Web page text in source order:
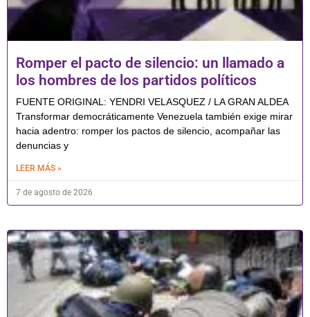
Romper el pacto de silencio: un llamado a
los hombres de los partidos políticos
FUENTE ORIGINAL: YENDRI VELASQUEZ / LA GRAN ALDEA
Transformar democráticamente Venezuela también exige mirar
hacia adentro: romper los pactos de silencio, acompañar las
denuncias y
LEER MÁS »
7 de agosto de 2026